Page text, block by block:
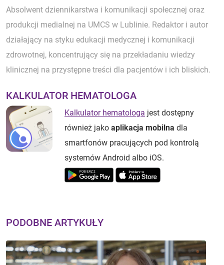
Absolwent dziennikarstwa i komunikacji społecznej oraz
produkcji medialnej na UMCS w Lublinie. Redaktor i autor
działający na styku edukacji medycznej i komunikacji
zdrowotnej, koncentrujący się na przekładaniu wiedzy
klinicznej na przystępne treści dla pacjentów i ich bliskich.
KALKULATOR HEMATOLOGA
Kalkulator hematologa jest dostępny
również jako aplikacja mobilna dla
smartfonów pracujących pod kontrolą
systemów Android albo iOS.
PODOBNE ARTYKUŁY